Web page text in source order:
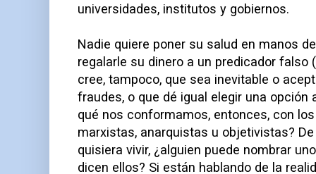
universidades, institutos y gobiernos.
Nadie quiere poner su salud en manos
regalarle su dinero a un predicador falso
cree, tampoco, que sea inevitable o
fraudes, o que dé igual elegir una opción
qué nos conformamos, entonces, con
marxistas, anarquistas u objetivistas?
quisiera vivir, ¿alguien puede nombrar
dicen ellos? Si están hablando de la